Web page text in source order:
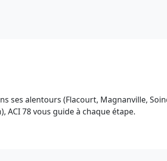
ses alentours (Flacourt, Magnanville,
ACI 78 vous guide à chaque étape.